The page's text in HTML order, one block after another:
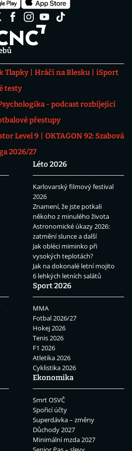
Tlapky Hráči na Blesku
iSport
testy
- podcast rozbíjející
přestupy
Level 9
OKTAGON 92: Szabová
2026/27
Léto 2026
Karlovarský filmový festival
2026
Znamení, že jste potkali
někoho z minulého života
Astronomické úkazy 2026:
zatmění slunce a další
Jak obléci miminko při
vysokých teplotách?
Jak na dokonalé letní mojito
6 lehkých letních salátů
Sport 2026
MMA
Fotbal 2026/27
Hokej 2026
Tenis 2026
F1 2026
Atletika 2026
Cyklistika 2026
Ekonomika
Smrt OSVČ
Spořicí účty
Superdávka – změny
Důchody 2027
Minimální mzda 2027